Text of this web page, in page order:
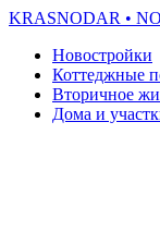
KRASNODAR •
Новостройки
Коттеджные
Вторичное
Дома и